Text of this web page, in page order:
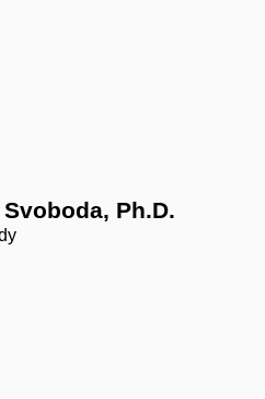
Ph.D.